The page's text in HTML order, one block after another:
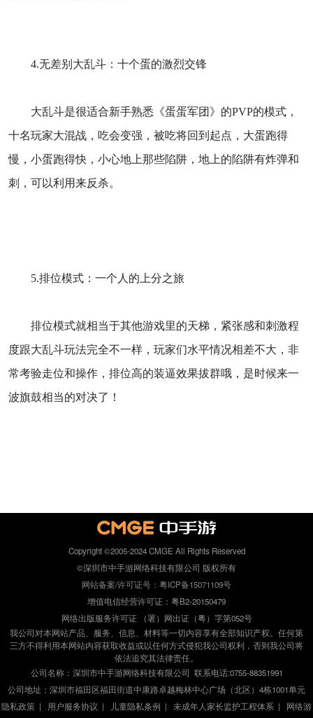
4.无差别大乱斗：十个蛋的激烈交锋
大乱斗是很适合新手熟悉《蛋蛋军团》的PVP的模式，
十名玩家大混战，吃会变强，被吃将回到起点，大蛋跑得
慢，小蛋跑得快，小心地上那些陷阱，地上的陷阱有炸弹和
刺，可以利用来反杀。
5.排位模式：一个人的上分之旅
排位模式就相当于其他游戏里的天梯，紧张感和刺激程
度跟大乱斗玩法完全不一样，玩家们水平情况相差不大，非
常考验走位和操作，排位高的装逼效果拔群哦，是时候来一
波旗鼓相当的对决了！
Copyright ©2005-2024 CMGE All Rights Reserved
©深圳市中手游网络科技有限公司 版权所有
网站备案/许可证号：粤ICP备15071109号
增值电信经营许可证：粤B2-20150479
网络出版服务许可证 （署）网出证（粤）字第052号
我公司对本网站产品、服务、信息、材料等一切内容享有全部知识产权。任何第
三方不得利用本网站内容获取收益或以任何方式侵犯我公司权利，否则我公司将
依法追究其法律责任。
公司名称：深圳市中手游网络科技有限公司 联系电话:0755-88351991
公司地址：深圳市福田区福田街道中康路卓越梅林中心广场（北区）4栋1001单元
隐私政策 | 用户服务协议 | 儿童隐私条例 | 未成年人家长监护工程体系 | 网络游